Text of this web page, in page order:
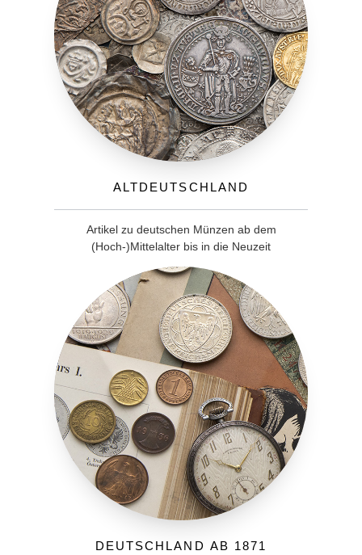
Altdeutschland
Artikel zu deutschen Münzen ab dem
(Hoch-)Mittelalter bis in die Neuzeit
Deutschland ab 1871